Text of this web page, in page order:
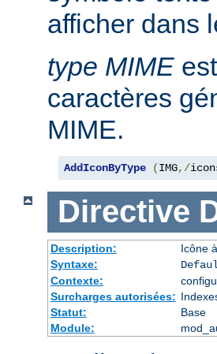
afficher dans
type MIME
caractères
MIME.
AddIconByType (IMG,/
Directive
Description:
Icône
Syntaxe:
Contexte:
Surcharges autorisées:
Statut:
Base
Module: